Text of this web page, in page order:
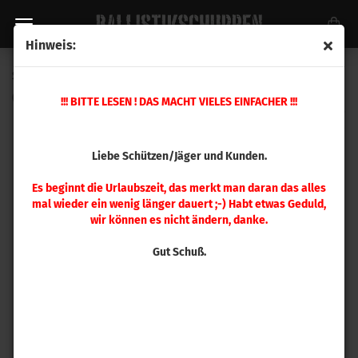
Hinweis:
!!! BITTE LESEN ! DAS MACHT VIELES EINFACHER !!!
Liebe Schützen/Jäger und Kunden.
Es beginnt die Urlaubszeit, das merkt man daran das alles
mal wieder ein wenig länger dauert ;-) Habt etwas Geduld,
wir können es nicht ändern, danke.
Gut Schuß.
Sierra .204 BlitzKing 32gr 100 Stück
1032)